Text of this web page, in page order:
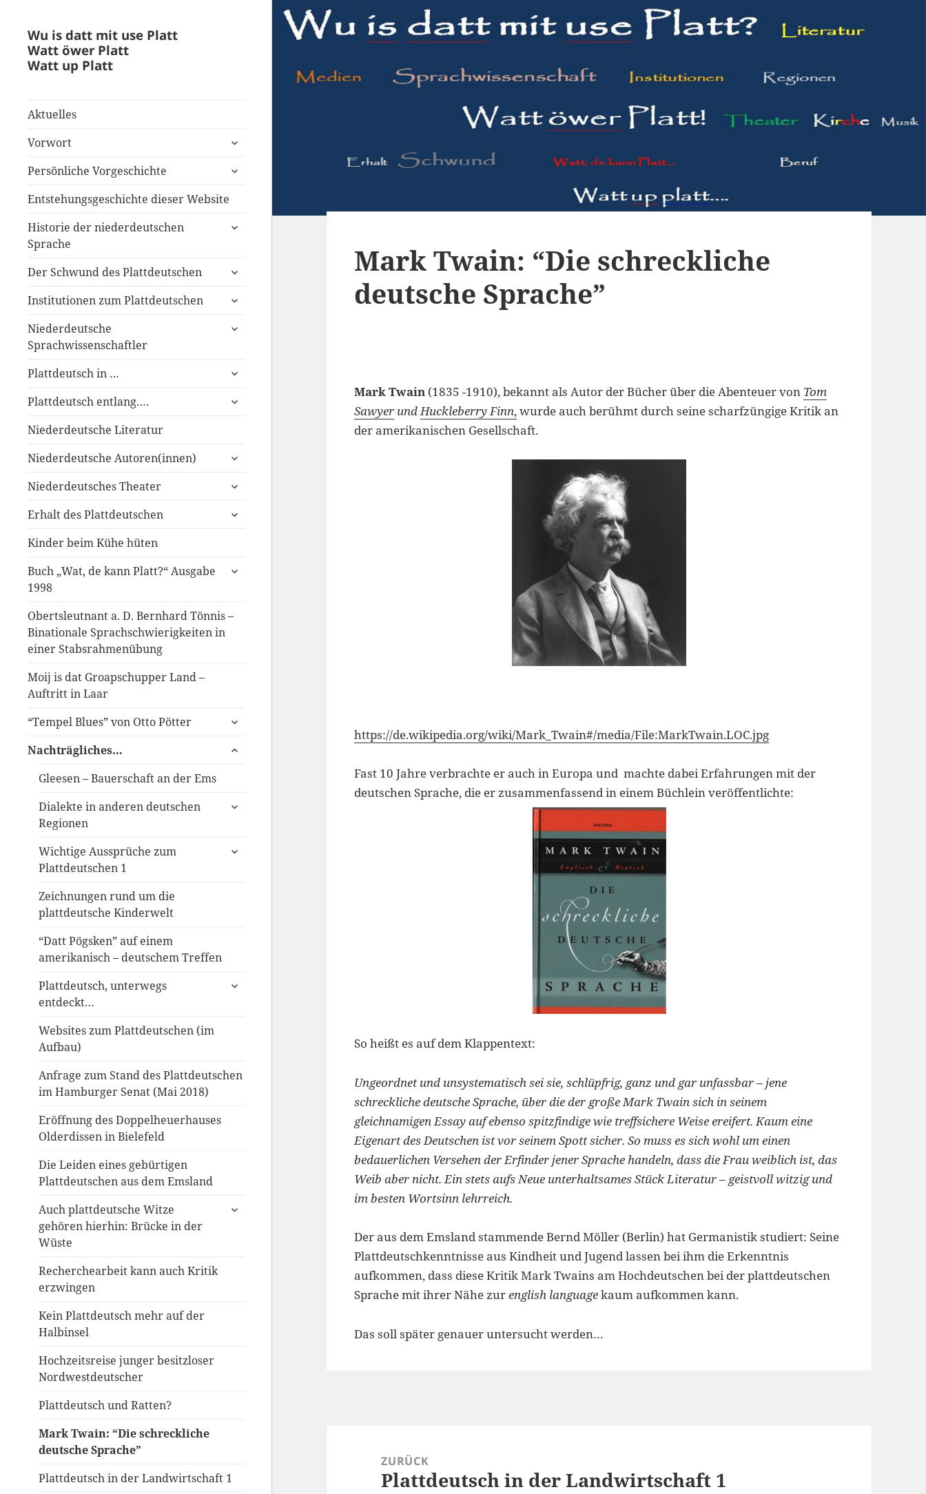
Wu is datt mit use Platt
Watt öwer Platt
Watt up Platt
Aktuelles
Vorwort
untermenü
Persönliche Vorgeschichte
untermenü
Entstehungsgeschichte dieser Website
Historie der niederdeutschen
Sprache
untermenü
Der Schwund des Plattdeutschen
untermenü
Institutionen zum Plattdeutschen
untermenü
Niederdeutsche
Sprachwissenschaftler
untermenü
Plattdeutsch in …
untermenü
Plattdeutsch entlang….
untermenü
Niederdeutsche Literatur
Niederdeutsche Autoren(innen)
untermenü
Niederdeutsches Theater
untermenü
Erhalt des Plattdeutschen
untermenü
Kinder beim Kühe hüten
Buch „Wat, de kann Platt?“ Ausgabe
1998
untermenü
Obertsleutnant a. D. Bernhard Tönnis –
Binationale Sprachschwierigkeiten in
einer Stabsrahmenübung
Moij is dat Groapschupper Land –
Auftritt in Laar
“Tempel Blues” von Otto Pötter
untermenü
Nachträgliches…
untermenü
Gleesen – Bauerschaft an der Ems
Dialekte in anderen deutschen
Regionen
untermenü
Wichtige Aussprüche zum
Plattdeutschen 1
untermenü
Zeichnungen rund um die
plattdeutsche Kinderwelt
“Datt Pögsken” auf einem
amerikanisch – deutschem Treffen
Plattdeutsch, unterwegs
entdeckt…
untermenü
Websites zum Plattdeutschen (im
Aufbau)
Anfrage zum Stand des Plattdeutschen
im Hamburger Senat (Mai 2018)
Eröffnung des Doppelheuerhauses
Olderdissen in Bielefeld
Die Leiden eines gebürtigen
Plattdeutschen aus dem Emsland
Auch plattdeutsche Witze
gehören hierhin: Brücke in der
Wüste
untermenü
Recherchearbeit kann auch Kritik
erzwingen
Kein Plattdeutsch mehr auf der
Halbinsel
Hochzeitsreise junger besitzloser
Nordwestdeutscher
Plattdeutsch und Ratten?
Mark Twain: “Die schreckliche
deutsche Sprache”
Plattdeutsch in der Landwirtschaft 1
Mark Twain: “Die schreckliche
deutsche Sprache”
Mark Twain(1835 -1910), bekannt als Autor der Bücher über die Abenteuer von Tom
SawyerundHuckleberry Finn,wurde auch berühmt durch seine scharfzüngige Kritik an
der amerikanischen Gesellschaft.
https://de.wikipedia.org/wiki/Mark_Twain#/media/File:MarkTwain.LOC.jpg
Fast 10 Jahre verbrachte er auch in Europa und machte dabei Erfahrungen mit der
deutschen Sprache, die er zusammenfassend in einem Büchlein veröffentlichte:
So heißt es auf dem Klappentext:
Ungeordnet und unsystematisch sei sie, schlüpfrig, ganz und gar unfassbar – jene
schreckliche deutsche Sprache, über die der große Mark Twain sich in seinem
gleichnamigen Essay auf ebenso spitzfindige wie treffsichere Weise ereifert. Kaum eine
Eigenart des Deutschen ist vor seinem Spott sicher. So muss es sich wohl um einen
bedauerlichen Versehen der Erfinder jener Sprache handeln, dass die Frau weiblich ist, das
Weib aber nicht. Ein stets aufs Neue unterhaltsames Stück Literatur – geistvoll witzig und
im besten Wortsinn lehrreich.
Der aus dem Emsland stammende Bernd Möller (Berlin) hat Germanistik studiert: Seine
Plattdeutschkenntnisse aus Kindheit und Jugend lassen bei ihm die Erkenntnis
aufkommen, dass diese Kritik Mark Twains am Hochdeutschen bei der plattdeutschen
Sprache mit ihrer Nähe zurenglish languagekaum aufkommen kann.
Das soll später genauer untersucht werden…
ZURÜCK
Vorheriger
Plattdeutsch in der Landwirtschaft 1